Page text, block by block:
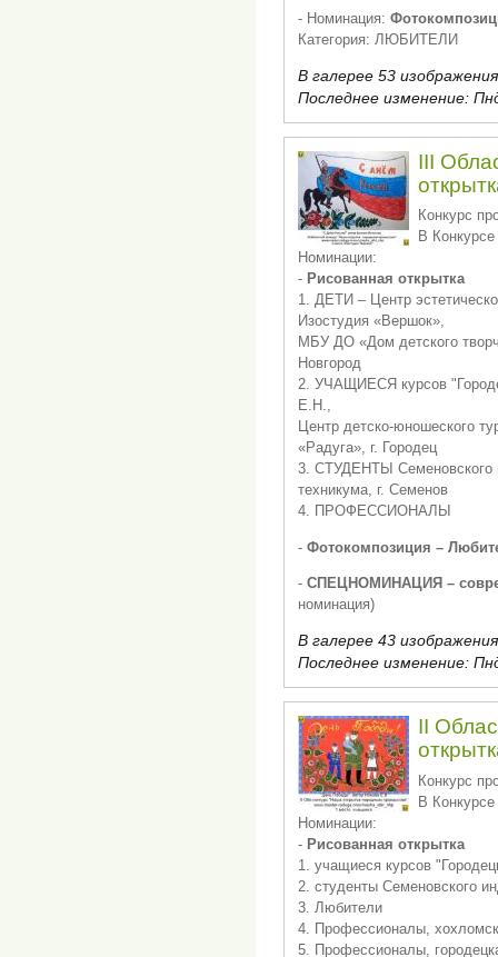
- Номинация:
Категория: ЛЮБИТЕЛИ
В галерее 53
Последнее изменение:
III
Конкурс
В
Номинации:
- Рисованная открытка
1. ДЕТИ – Центр
Изостудия «Вершок»,
МБУ ДО «Дом детского
Новгород
2. УЧАЩИЕСЯ курсов
Е.Н.,
Центр детско-юношеского
«Радуга», г. Городец
3. СТУДЕНТЫ Семеновского
техникума, г. Семенов
4. ПРОФЕССИОНАЛЫ
- Фотокомпозиция –
- СПЕЦНОМИНАЦИЯ –
номинация)
В галерее 43
Последнее изменение:
II
Конкурс
В
Номинации:
- Рисованная открытка
1. учащиеся курсов
2. студенты Семеновского
3. Любители
4. Профессионалы,
5. Профессионалы,